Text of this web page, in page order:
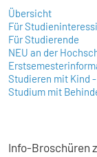
Übersicht
Für
Für Studierende
NEU an der
Studieren mit Kind
Studium mit
Info-Broschüren